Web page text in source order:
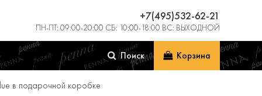
+7(495)532-62-21
ПН-ПТ: 09:00-20:00 СБ: 10:00-18:00 ВС: ВЫХОДНОЙ
Поиск Корзина
в подарочной коробке